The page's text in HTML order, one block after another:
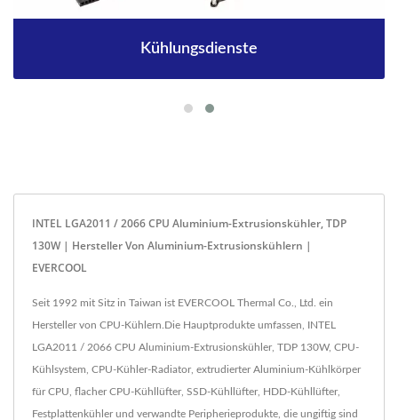
Kühlungsdienste
INTEL LGA2011 / 2066 CPU Aluminium-Extrusionskühler, TDP
130W | Hersteller Von Aluminium-Extrusionskühlern |
EVERCOOL
Seit 1992 mit Sitz in Taiwan ist EVERCOOL Thermal Co., Ltd. ein
Hersteller von CPU-Kühlern.Die Hauptprodukte umfassen, INTEL
LGA2011 / 2066 CPU Aluminium-Extrusionskühler, TDP 130W, CPU-
Kühlsystem, CPU-Kühler-Radiator, extrudierter Aluminium-Kühlkörper
für CPU, flacher CPU-Kühllüfter, SSD-Kühllüfter, HDD-Kühllüfter,
Festplattenkühler und verwandte Peripherieprodukte, die ungiftig sind